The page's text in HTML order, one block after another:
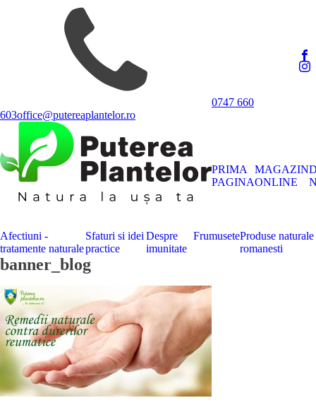
0747 660
603office@putereaplantelor.ro
PRIMA
PAGINA
MAGAZIN
ONLINE
Afectiuni -
tratamente naturale
Sfaturi si idei
practice
Despre
imunitate
FrumuseteProduse naturale
romanesti
banner_blog